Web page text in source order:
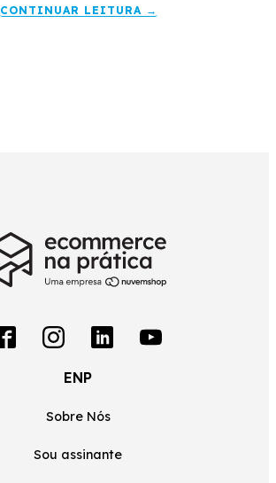
CONTINUAR LEITURA →
ENP
Sobre Nós
Sou assinante